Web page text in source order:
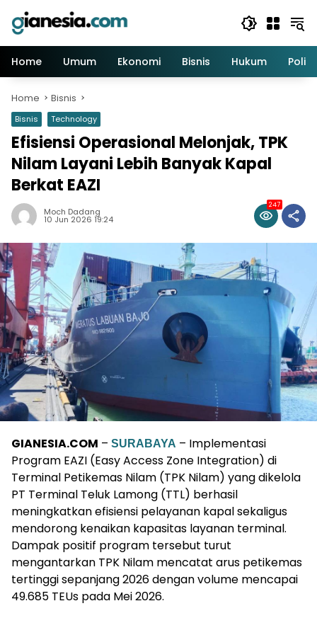
content
Home
Umum Ekonomi Bisnis Hukum Politik
Home Bisnis
Bisnis Technology
Efisiensi Operasional Melonjak, TPK
Nilam Layani Lebih Banyak Kapal
Berkat EAZI
Moch Dadang
10 Jun 2026 19:24
247
GIANESIA.COM – SURABAYA – Implementasi
Program EAZI (Easy Access Zone Integration) di
Terminal Petikemas Nilam (TPK Nilam) yang dikelola
PT Terminal Teluk Lamong (TTL) berhasil
meningkatkan efisiensi pelayanan kapal sekaligus
mendorong kenaikan kapasitas layanan terminal.
Dampak positif program tersebut turut
mengantarkan TPK Nilam mencatat arus petikemas
tertinggi sepanjang 2026 dengan volume mencapai
49.685 TEUs pada Mei 2026.